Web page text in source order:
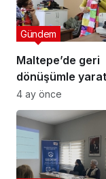
Maltepe’de geri
dönüşümle
buluştu
Gündem
4 ay önce